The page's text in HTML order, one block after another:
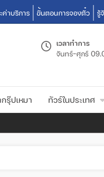
ค่าบริการ ขั้นตอนการจองตั๋ว รู้
เวลาทำการ
จันทร์-ศุกร์
รุ๊ปเหมา ทัวร์ในประเทศ